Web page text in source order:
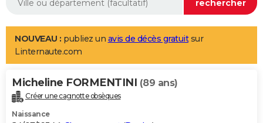
Aménagement intérieur
LIFESTYLE
Art de vivre
Bien-être
Loisirs
Mode
Modes de vie
Alimentation
Guide de la santé
Maladies
Médicaments
Sommeil
VOYAGE
Destinations
City break
Voyage nature
Voyage de noces
Forum
Climat
+PHOTO
NOUVEAU : publiez un avis de décès gratuitsur
Linternaute.com
Micheline FORMENTINI (89 ans)
Créer une cagnotte obsèques
Naissance